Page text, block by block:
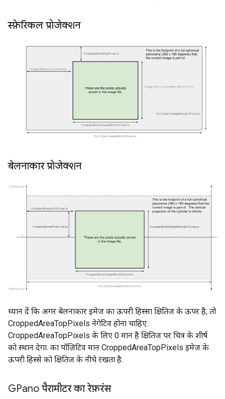
स्फ़ेरिकल प्रोजेक्शन
बेलनाकार प्रोजेक्शन
ध्यान दें कि अगर बेलनाकार इमेज का ऊपरी हिस्सा क्षितिज के ऊपर है, तो
CroppedAreaTopPixels नेगेटिव होना चाहिए.
CroppedAreaTopPixels के लिए 0 मान है क्षितिज पर चित्र के शीर्ष
को स्थान देगा. का पॉज़िटिव मान CroppedAreaTopPixels इमेज के
ऊपरी हिस्से को क्षितिज के नीचे रखता है.
GPano पैरामीटर का रेफ़रंस